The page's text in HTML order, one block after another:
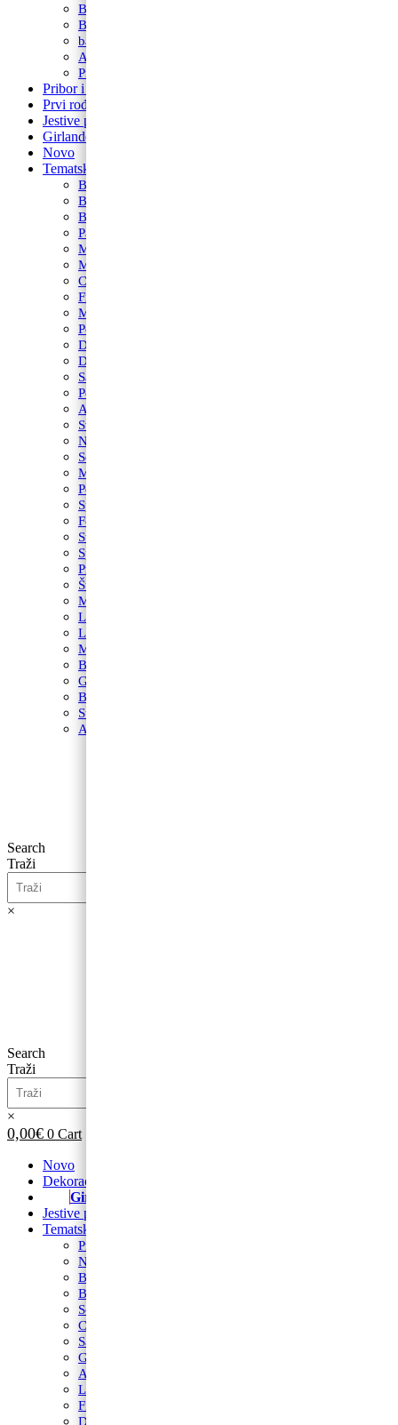
Balon brojevi
Balon broj samostojeći
balon za rođendan
Airwalker
Pribor i pomagala
Pribor i pomagala
Prvi rođendan
Jestive pokrivke
Girlande
Novo
Tematski rođendani
Barbie
Bing
Baby Shark
Paw Patrol
Minie
Miki
Cocomelon
Frozen
Munjeviti Jurić
Pokemon
Dinosauri
Domaće životinje
Safari
Peppa Pig
Autići i strojevi
Svemir
Nogomet
Sonic
Minecraft
Peppa Pig
Spider-Man
Fortnite
Star Wars
Spužva Bob
Princeze
Šumske životinje
Maša i Medvjed
LOL
Lilo i Stitch
My Little Pony
Betmen
Gabby’s Dollhouse
Blue’s Clues
Super Mario
Avengers
Search
Traži
×
Search
Traži
×
0,00€ 0 Cart
Novo
Dekoracije od balona
Girlande
Jestive pokrivke
Tematski rođendani
Prvi rođendan
Nogomet
Barbie
Blue’s Clues
Sonic
Cocomelon
Safari
Gabby’s Dollhouse
Autići i strojevi
Lilo i Stitch
Frozen
Domaće životinje